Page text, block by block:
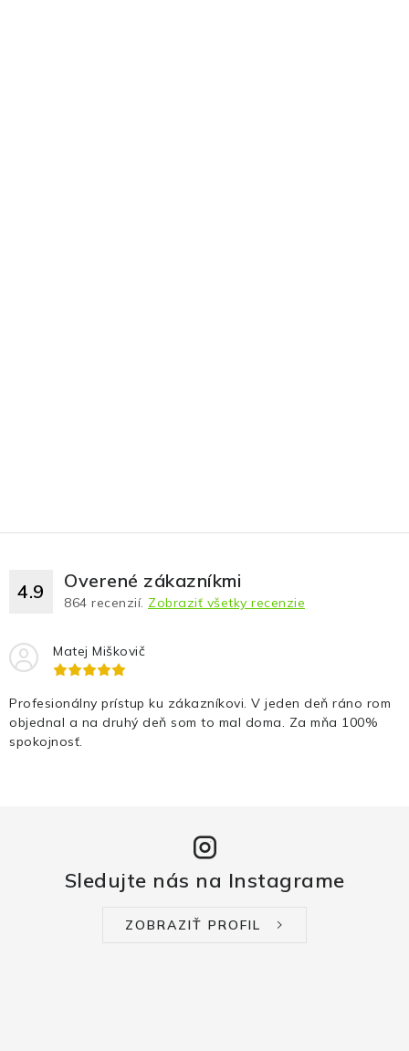
4.9 Overené zákazníkmi
864 recenzií. Zobraziť všetky recenzie
Matej Miškovič
Profesionálny prístup ku zákazníkovi. V jeden deň ráno rom
objednal a na druhý deň som to mal doma. Za mňa 100%
spokojnosť.
Sledujte nás na Instagrame
ZOBRAZIŤ PROFIL